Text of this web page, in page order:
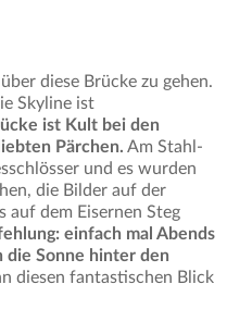
diese Brücke zu gehen.
Skyline ist
ist Kult bei den
Pärchen. Am Stahl-
und es wurden
die Bilder auf der
auf dem Eisernen Steg
einfach mal Abends
die Sonne hinter den
diesen fantastischen Blick